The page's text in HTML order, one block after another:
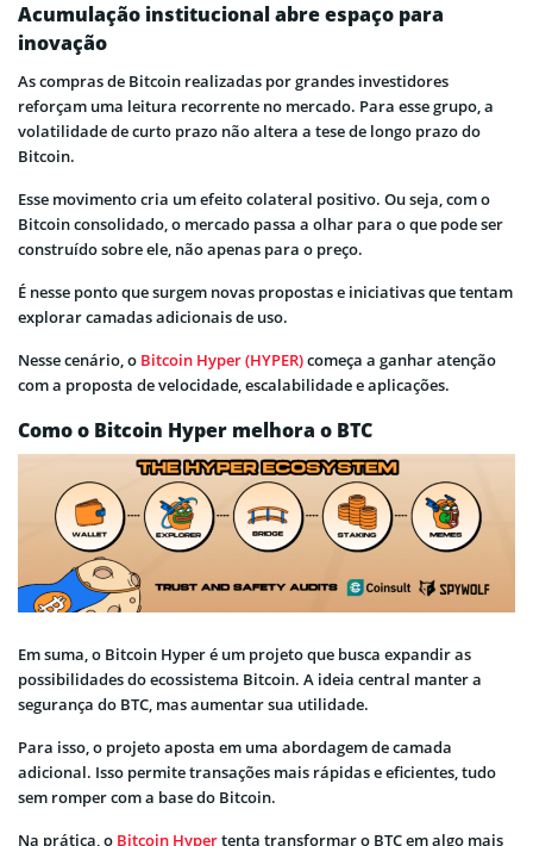
Acumulação institucional abre espaço para
inovação
As compras de Bitcoin realizadas por grandes investidores
reforçam uma leitura recorrente no mercado. Para esse grupo, a
volatilidade de curto prazo não altera a tese de longo prazo do
Bitcoin.
Esse movimento cria um efeito colateral positivo. Ou seja, com o
Bitcoin consolidado, o mercado passa a olhar para o que pode ser
construído sobre ele, não apenas para o preço.
É nesse ponto que surgem novas propostas e iniciativas que tentam
explorar camadas adicionais de uso.
Nesse cenário, o Bitcoin Hyper (HYPER)começa a ganhar atenção
com a proposta de velocidade, escalabilidade e aplicações.
Como o Bitcoin Hyper melhora o BTC
Em suma, o Bitcoin Hyper é um projeto que busca expandir as
possibilidades do ecossistema Bitcoin. A ideia central manter a
segurança do BTC, mas aumentar sua utilidade.
Para isso, o projeto aposta em uma abordagem de camada
adicional. Isso permite transações mais rápidas e eficientes, tudo
sem romper com a base do Bitcoin.
Na prática, o Bitcoin Hypertenta transformar o BTC em algo mais